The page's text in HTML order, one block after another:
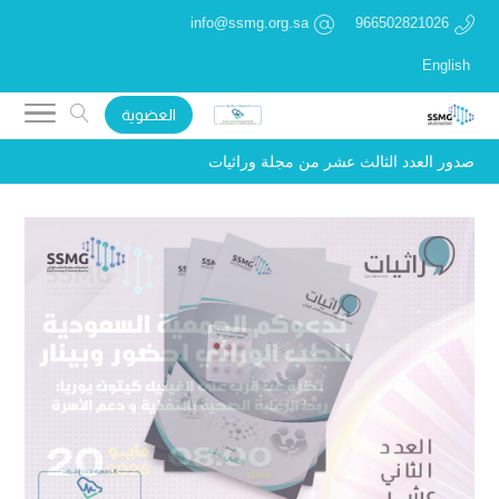
966502821026
info@ssmg.org.sa
English
العضوية
صدور العدد الثالث عشر من مجلة وراثيات